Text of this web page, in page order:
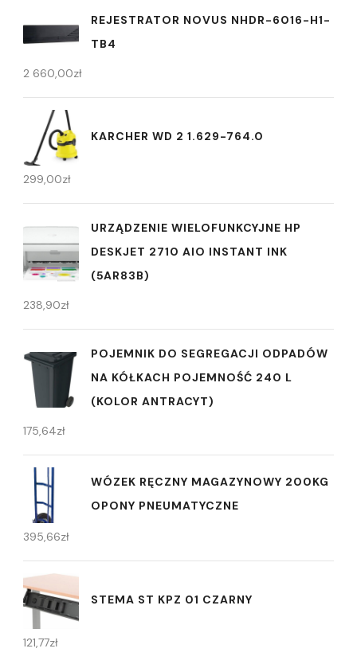
REJESTRATOR NOVUS NHDR-6016-H1-
TB4
2 660,00zł
KARCHER WD 2 1.629-764.0
299,00zł
URZĄDZENIE WIELOFUNKCYJNE HP
DESKJET 2710 AIO INSTANT INK
(5AR83B)
238,90zł
POJEMNIK DO SEGREGACJI ODPADÓW
NA KÓŁKACH POJEMNOŚĆ 240 L
(KOLOR ANTRACYT)
175,64zł
WÓZEK RĘCZNY MAGAZYNOWY 200KG
OPONY PNEUMATYCZNE
395,66zł
STEMA ST KPZ 01 CZARNY
121,77zł